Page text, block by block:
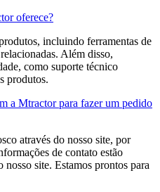
oferece?
incluindo ferramentas de
Além disso,
como suporte técnico
produtos.
a Mtractor para fazer um pedido
através do nosso site, por
de contato estão
site. Estamos prontos para